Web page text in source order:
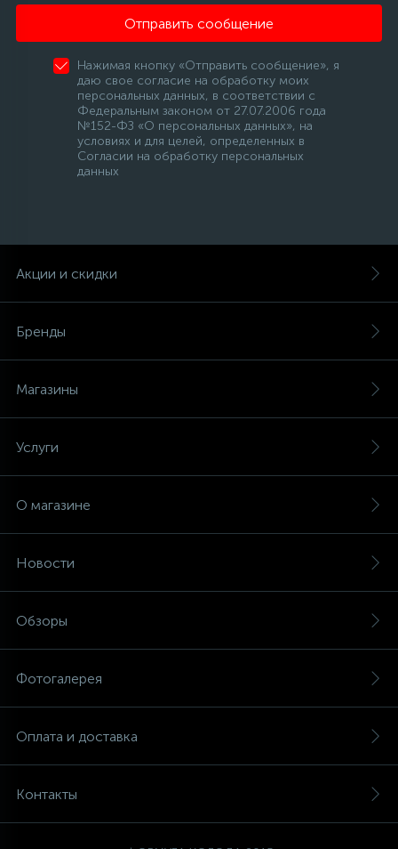
Отправить сообщение
Нажимая кнопку «Отправить сообщение», я
даю свое согласие на обработку моих
персональных данных, в соответствии с
Федеральным законом от 27.07.2006 года
№152-ФЗ «О персональных данных», на
условиях и для целей, определенных в
Согласии на обработку персональных
данных
Акции и скидки
Бренды
Магазины
Услуги
О магазине
Новости
Обзоры
Фотогалерея
Оплата и доставка
Контакты